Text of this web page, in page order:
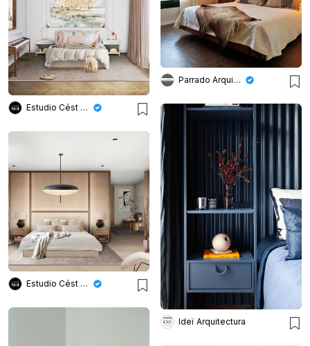
Parrado Arquitectura
Estudio Cést Moi
Ideï Arquitectura
Estudio Cést Moi